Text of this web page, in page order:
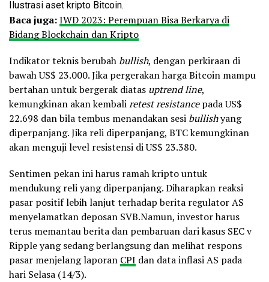
Ilustrasi aset kripto Bitcoin.
Baca juga:IWD 2023: Perempuan Bisa Berkarya di
Bidang Blockchain dan Kripto
Indikator teknis berubah bullish, dengan perkiraan di
bawah US$ 23.000. Jika pergerakan harga Bitcoin mampu
bertahan untuk bergerak diatas uptrend line,
kemungkinan akan kembaliretestresistancepada US$
22.698 dan bila tembus menandakan sesi bullishyang
diperpanjang. Jika reli diperpanjang, BTC kemungkinan
akan menguji level resistensi di US$ 23.380.
Sentimen pekan ini harus ramah kripto untuk
mendukung reli yang diperpanjang. Diharapkan reaksi
pasar positif lebih lanjut terhadap berita regulator AS
menyelamatkan deposan SVB.Namun, investor harus
terus memantau berita dan pembaruan dari kasus SEC v
Ripple yang sedang berlangsung dan melihat respons
pasar menjelang laporan CPI dan data inflasi AS pada
hari Selasa (14/3).